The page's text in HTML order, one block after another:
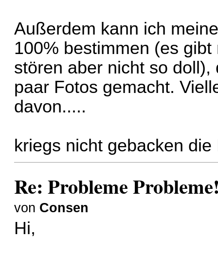
Außerdem kann ich
100% bestimmen (es
stören aber nicht so
paar Fotos gemacht.
davon.....
kriegs nicht gebacken
Re: Probleme
von Consen
Hi,